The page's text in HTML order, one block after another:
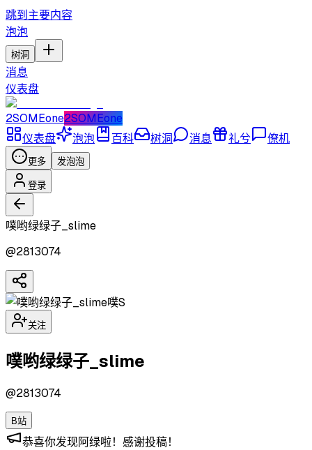
跳到主要内容
泡泡
树洞
消息
仪表盘
2SOMEone2SOMEone
仪表盘
泡泡 百科 树洞 消息 礼兮 僚机
更多 发泡泡
登录
噗哟绿绿子_slime
@2813074
噗S
关注
噗哟绿绿子_slime
@2813074
B站
恭喜你发现阿绿啦！感谢投稿！